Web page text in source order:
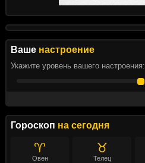
Ваше настроение
Укажите уровень вашего настроения:
Гороскоп на сегодня
♈
Овен
♉
Телец